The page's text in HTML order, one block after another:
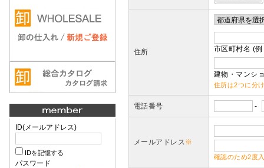
ID(メールアドレス)
IDを記憶する
パスワード
住所 市区町村名 (
建物・マンシ
住所は2つに分
電話番号 -
メールアドレス※
確認のため2度